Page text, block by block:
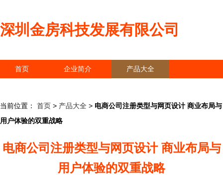
深圳金房科技发展有限公司
首页 企业简介 产品大全
当前位置： 首页 > 产品大全 > 电商公司注册类型与网页设计 商业布局与
用户体验的双重战略
电商公司注册类型与网页设计 商业布局与
用户体验的双重战略